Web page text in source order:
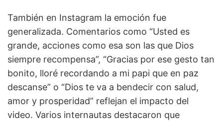
También en Instagram la emoción fue
generalizada. Comentarios como “Usted es
grande, acciones como esa son las que Dios
siempre recompensa”, “Gracias por ese gesto tan
bonito, lloré recordando a mi papi que en paz
descanse” o “Dios te va a bendecir con salud,
amor y prosperidad” reflejan el impacto del
video. Varios internautas destacaron que